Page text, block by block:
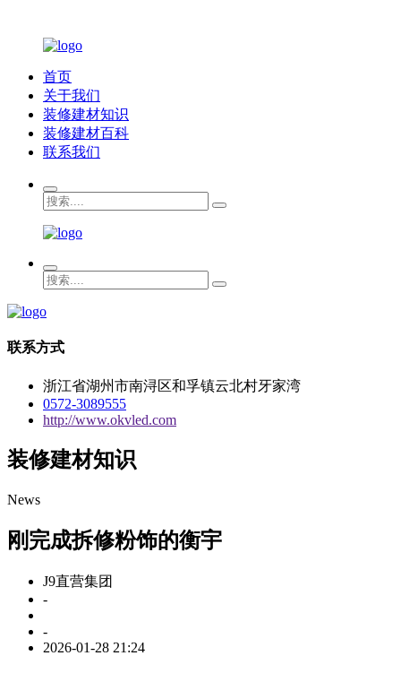
首页
关于我们
装修建材知识
装修建材百科
联系我们
联系方式
浙江省湖州市南浔区和孚镇云北村牙家湾
0572-3089555
http://www.okvled.com
装修建材知识
News
刚完成拆修粉饰的衡宇
J9直营集团
-
-
2026-01-28 21:24